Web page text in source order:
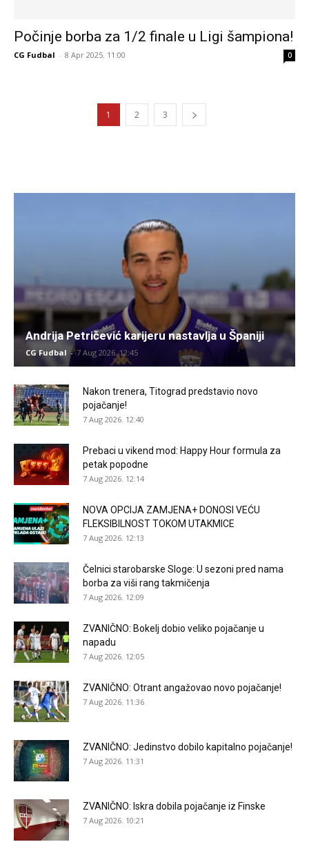
Počinje borba za 1/2 finale u Ligi šampiona!
CG Fudbal - 8 Apr 2025. 11:00 0
1 2 3
Andrija Petričević karijeru nastavlja u Španiji
CG Fudbal - 7 Aug 2026. 12:45
Nakon trenera, Titograd predstavio novo
pojačanje!
7 Aug 2026. 12:40
Prebaci u vikend mod: Happy Hour formula za
petak popodne
7 Aug 2026. 12:14
NOVA OPCIJA ZAMJENA+ DONOSI VEĆU
FLEKSIBILNOST TOKOM UTAKMICE
7 Aug 2026. 12:13
Čelnici starobarske Sloge: U sezoni pred nama
borba za viši rang takmičenja
7 Aug 2026. 12:09
ZVANIČNO: Bokelj dobio veliko pojačanje u
napadu
7 Aug 2026. 12:05
ZVANIČNO: Otrant angažovao novo pojačanje!
7 Aug 2026. 11:36
ZVANIČNO: Jedinstvo dobilo kapitalno pojačanje!
7 Aug 2026. 11:31
ZVANIČNO: Iskra dobila pojačanje iz Finske
7 Aug 2026. 10:21